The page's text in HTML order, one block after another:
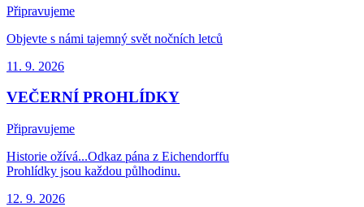
Připravujeme
Objevte s námi tajemný svět nočních letců
11. 9. 2026
VEČERNÍ PROHLÍDKY
Připravujeme
Historie ožívá...Odkaz pána z Eichendorffu
Prohlídky jsou každou půlhodinu.
12. 9. 2026